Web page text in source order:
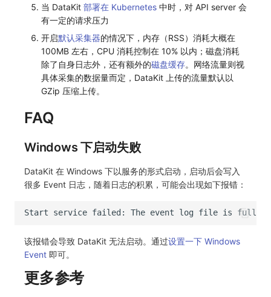
当 DataKit 部署在 Kubernetes中时，对 API server 会
有一定的请求压力
开启默认采集器的情况下，内存（RSS）消耗大概在
100MB 左右，CPU 消耗控制在 10% 以内；磁盘消耗
除了自身日志外，还有额外的磁盘缓存。网络流量则视
具体采集的数据量而定，DataKit 上传的流量默认以
GZip 压缩上传。
FAQ
Windows 下启动失败
DataKit 在 Windows 下以服务的形式启动，启动后会写入
很多 Event 日志，随着日志的积累，可能会出现如下报错：
该报错会导致 DataKit 无法启动。通过设置一下 Windows
Event 即可。
更多参考